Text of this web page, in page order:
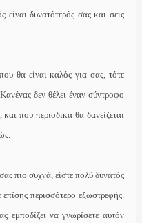
δυνατότερός σας και σεις
θα είναι καλός για σας, τότε
δεν θέλει έναν σύντροφο
που περιοδικά θα δανείζεται
πιο συχνά, είστε πολύ δυνατός
περισσότερο εξωστρεφής.
εμποδίζει να γνωρίσετε αυτόν